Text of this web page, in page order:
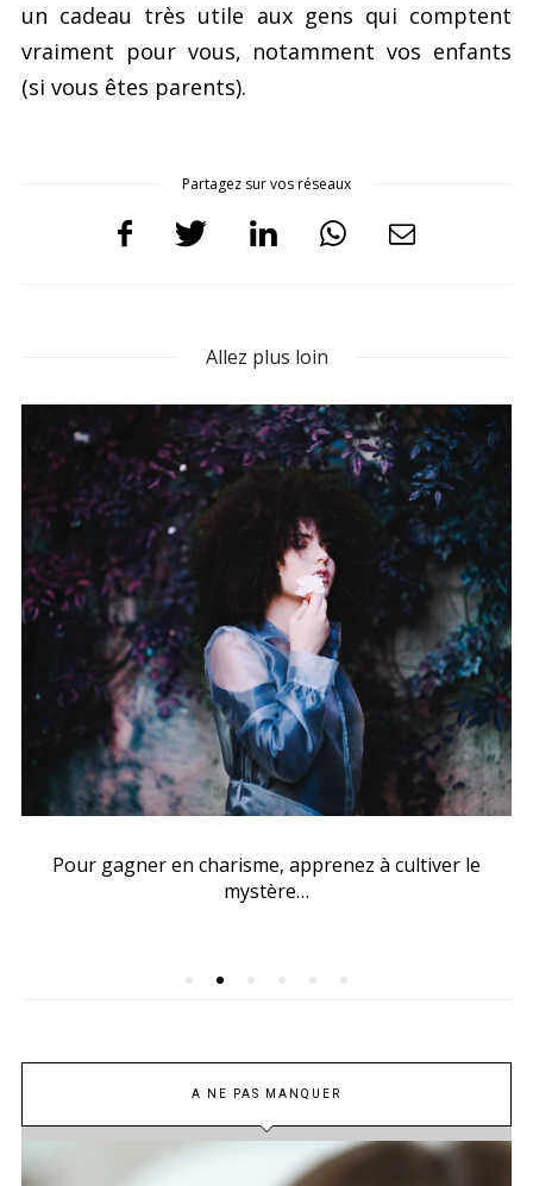
un cadeau très utile aux gens qui comptent
vraiment pour vous, notamment vos enfants
(si vous êtes parents).
Partagez sur vos réseaux
Allez plus loin
Pour gagner en charisme, apprenez à cultiver le
mystère…
A NE PAS MANQUER